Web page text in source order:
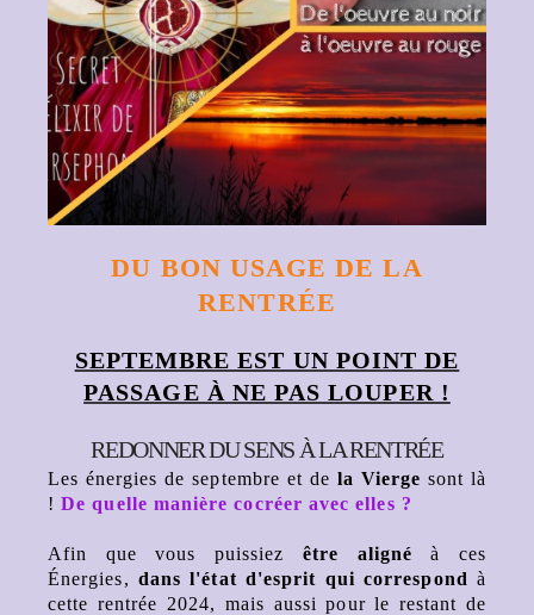
DU BON USAGE DE LA
RENTRÉE
SEPTEMBRE EST UN POINT DE
PASSAGE À NE PAS LOUPER !
REDONNER DU SENS À LA RENTRÉE
Les énergies de septembre et de la Vierge sont là
! De quelle manière cocréer avec elles ?
Afin que vous puissiez être aligné à ces
Énergies, dans l'état d'esprit qui correspond à
cette rentrée 2024, mais aussi pour le restant de